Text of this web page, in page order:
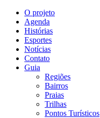
O projeto
Agenda
Histórias
Esportes
Notícias
Contato
Guia
Regiões
Bairros
Praias
Trilhas
Pontos Turísticos